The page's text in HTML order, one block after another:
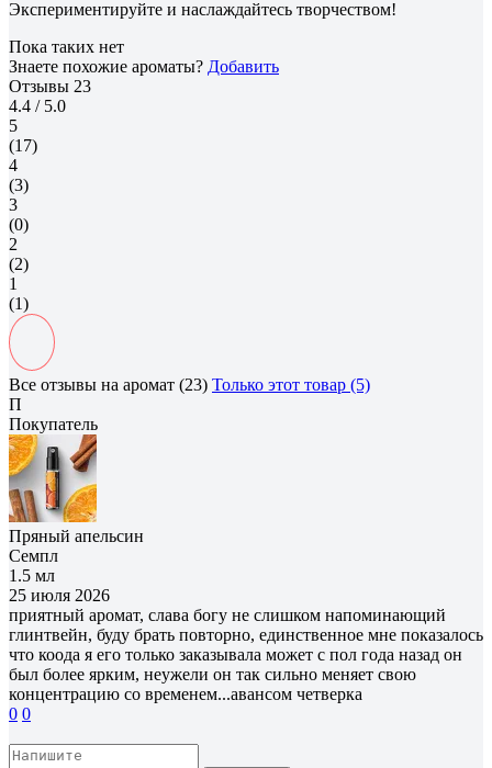
Экспериментируйте и наслаждайтесь творчеством!
Пока таких нет
Знаете похожие ароматы? Добавить
Отзывы 23
4.4 / 5.0
5
(17)
4
(3)
3
(0)
2
(2)
1
(1)
Все отзывы на аромат (23) Только этот товар (5)
П
Покупатель
Пряный апельсин
Семпл
1.5 мл
25 июля 2026
приятный аромат, слава богу не слишком напоминающий
глинтвейн, буду брать повторно, единственное мне показалось
что коода я его только заказывала может с пол года назад он
был более ярким, неужели он так сильно меняет свою
концентрацию со временем...авансом четверка
0 0